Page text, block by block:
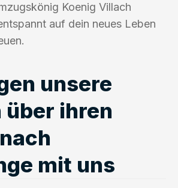
Koenig Villach
auf dein neues Leben
unsere
über ihren
mit uns